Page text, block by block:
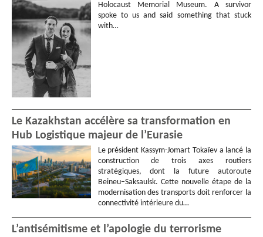
Holocaust Memorial Museum. A survivor
spoke to us and said something that stuck
with…
Le Kazakhstan accélère sa transformation en
Hub Logistique majeur de l’Eurasie
Le président Kassym-Jomart Tokaïev a lancé la
construction de trois axes routiers
stratégiques, dont la future autoroute
Beineu–Saksaulsk. Cette nouvelle étape de la
modernisation des transports doit renforcer la
connectivité intérieure du…
L’antisémitisme et l’apologie du terrorisme